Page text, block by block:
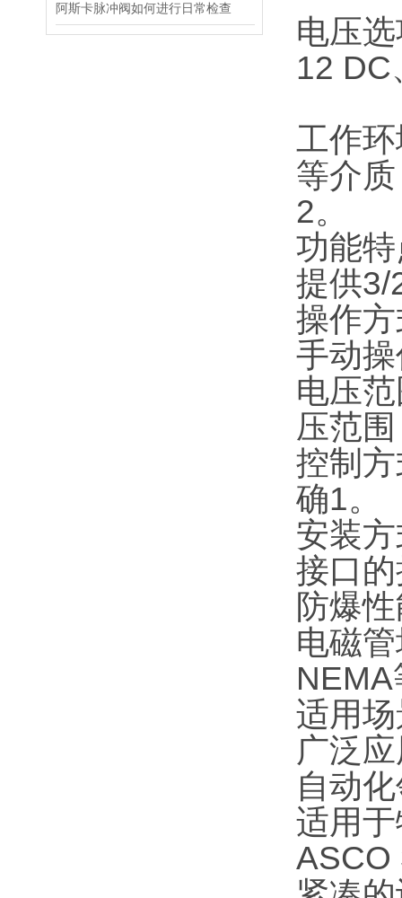
阿斯卡脉冲阀如何进行日常检查
电压
12 DC
工作
等介
2。
功能
提供3/
操作
手动
电压
压范
控制
确1。
安装
接口
防爆
电磁
适用
广泛
自动
适用
ASCO